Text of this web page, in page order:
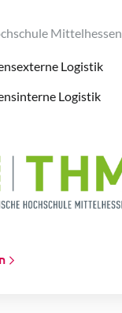
Mittelhessen
Logistik
Logistik